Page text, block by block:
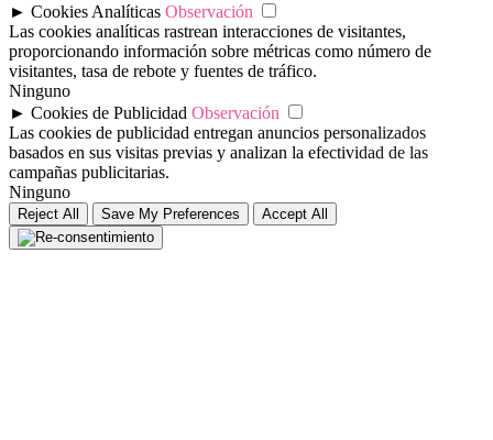
► Cookies Analíticas Observación
Las cookies analíticas rastrean interacciones de visitantes,
proporcionando información sobre métricas como número de
visitantes, tasa de rebote y fuentes de tráfico.
Ninguno
► Cookies de Publicidad Observación
Las cookies de publicidad entregan anuncios personalizados
basados en sus visitas previas y analizan la efectividad de las
campañas publicitarias.
Ninguno
Reject All Save My Preferences Accept All